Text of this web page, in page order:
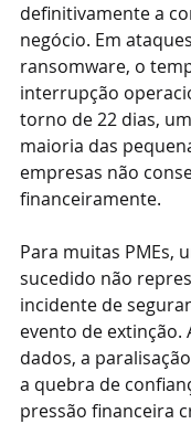
definitivamente a
negócio. Em
ransomware, o
interrupção
torno de 22 dias,
maioria das
empresas não
financeiramente.
Para muitas PMEs,
sucedido não
incidente de
evento de extinção.
dados, a
a quebra de
pressão financeira